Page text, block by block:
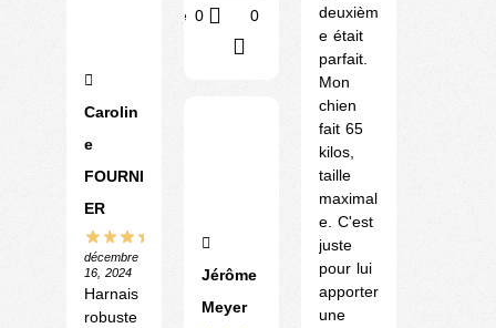
Carolin
e
FOURNI
ER
décembre
16, 2024
Harnais
robuste
Utile 0 0
Jérôme
Meyer
deuxièm
e était
parfait.
Mon
chien
fait 65
kilos,
taille
maximal
e. C'est
juste
pour lui
apporter
une